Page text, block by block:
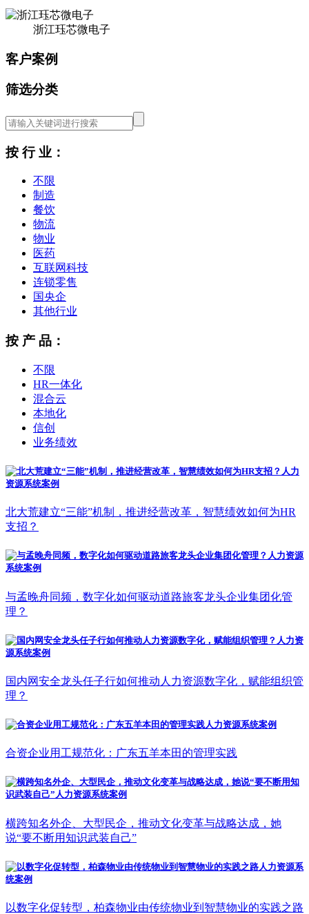
浙江珏芯微电子
客户案例
筛选分类
按 行 业：
不限
制造
餐饮
物流
物业
医药
互联网科技
连锁零售
国央企
其他行业
按 产 品：
不限
HR一体化
混合云
本地化
信创
业务绩效
北大荒建立“三能”机制，推进经营改革，智慧绩效如何为HR
支招？
与孟晚舟同频，数字化如何驱动道路旅客龙头企业集团化管
理？
国内网安全龙头任子行如何推动人力资源数字化，赋能组织管
理？
合资企业用工规范化：广东五羊本田的管理实践
横跨知名外企、大型民企，推动文化变革与战略达成，她
说“要不断用知识武装自己”
以数字化促转型，柏森物业由传统物业到智慧物业的实践之路